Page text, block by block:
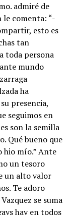
admiré de
le comenta: “-
esto es
tan
toda persona
mundo
ha
presencia,
seguimos en
son la semilla
Qué bueno que
hio mío.” Ante
un tesoro
un alto valor
Te adoro
se suma
hay en todos